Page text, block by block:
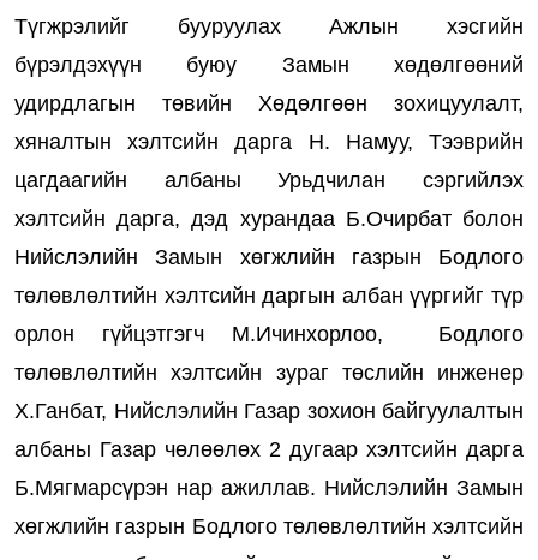
Түгжрэлийг бууруулах Ажлын хэсгийн
бүрэлдэхүүн буюу Замын хөдөлгөөний
удирдлагын төвийн Хөдөлгөөн зохицуулалт,
хяналтын хэлтсийн дарга Н. Намуу, Тээврийн
цагдаагийн албаны Урьдчилан сэргийлэх
хэлтсийн дарга, дэд хурандаа Б.Очирбат болон
Нийслэлийн Замын хөгжлийн газрын Бодлого
төлөвлөлтийн хэлтсийн даргын албан үүргийг түр
орлон гүйцэтгэгч М.Ичинхорлоо, Бодлого
төлөвлөлтийн хэлтсийн зураг төслийн инженер
Х.Ганбат, Нийслэлийн Газар зохион байгуулалтын
албаны Газар чөлөөлөх 2 дугаар хэлтсийн дарга
Б.Мягмарсүрэн нар ажиллав. Нийслэлийн Замын
хөгжлийн газрын Бодлого төлөвлөлтийн хэлтсийн